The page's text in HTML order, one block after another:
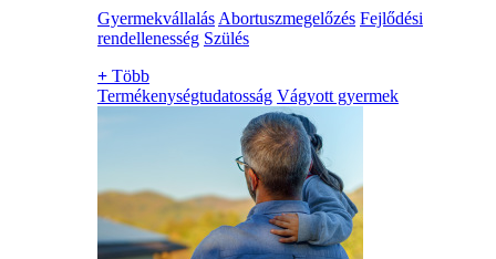
Gyermekvállalás Abortuszmegelőzés Fejlődési
rendellenesség Szülés
+ Több
Termékenységtudatosság Vágyott gyermek